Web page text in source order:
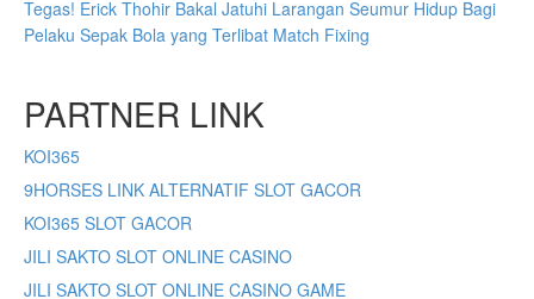
Tegas! Erick Thohir Bakal Jatuhi Larangan Seumur Hidup Bagi
Pelaku Sepak Bola yang Terlibat Match Fixing
PARTNER LINK
KOI365
9HORSES LINK ALTERNATIF SLOT GACOR
KOI365 SLOT GACOR
JILI SAKTO SLOT ONLINE CASINO
JILI SAKTO SLOT ONLINE CASINO GAME